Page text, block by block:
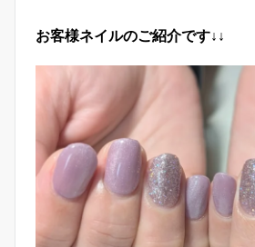
お客様ネイルのご紹介です↓↓